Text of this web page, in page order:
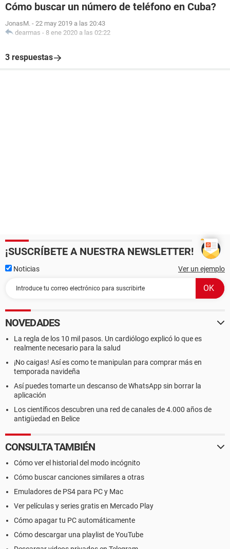
Cómo buscar un número de teléfono en Cuba?
JonasM. - 22 may 2019 a las 20:43
dearmas - 8 ene 2020 a las 02:22
3 respuestas
¡SUSCRÍBETE A NUESTRA NEWSLETTER!
Noticias Ver un ejemplo
NOVEDADES
La regla de los 10 mil pasos. Un cardiólogo explicó lo que es
realmente necesario para la salud
¡No caigas! Así es como te manipulan para comprar más en
temporada navideña
Así puedes tomarte un descanso de WhatsApp sin borrar la
aplicación
Los científicos descubren una red de canales de 4.000 años de
antigüedad en Belice
CONSULTA TAMBIÉN
Cómo ver el historial del modo incógnito
Cómo buscar canciones similares a otras
Emuladores de PS4 para PC y Mac
Ver películas y series gratis en Mercado Play
Cómo apagar tu PC automáticamente
Cómo descargar una playlist de YouTube